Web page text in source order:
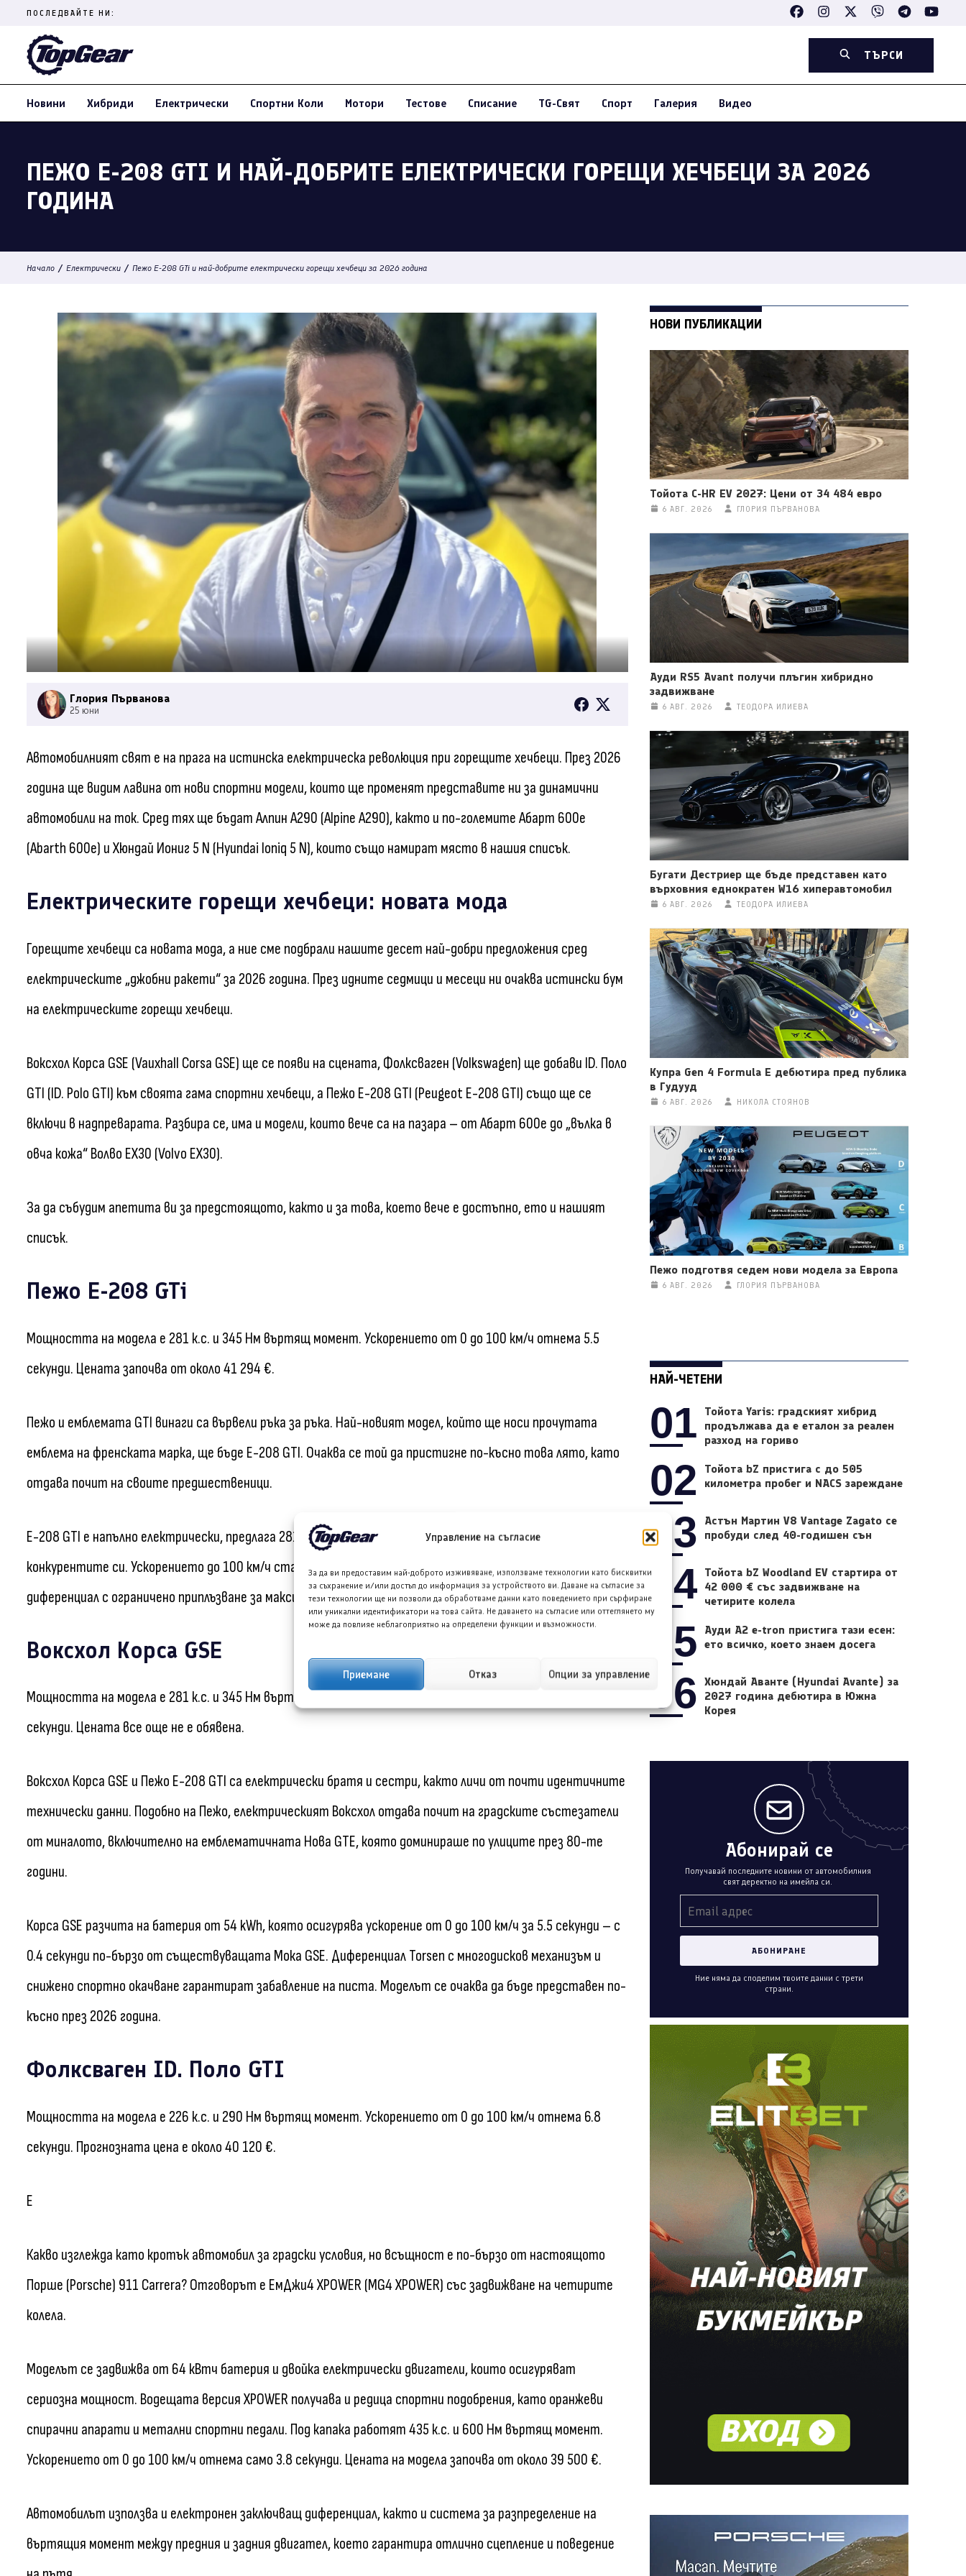
Управление на съгласие
За да ви предоставим най-доброто изживяване, използваме технологии като бисквитки
за съхранение и/или достъп до информация за устройството ви. Даване на съгласие за
тези технологии ще ни позволи да обработваме данни като поведението при сърфиране
или уникални идентификатори на това сайта. Не даването на съгласие или оттеглянето му
може да повлияе неблагоприятно на определени функции и възможности.
Приемане Отказ Опции за управление
content
(Press
ПОСЛЕДВАЙТЕ НИ:
ТЪРСИ
Новини Хибриди Електрически Спортни Коли Мотори Тестове Списание TG-Свят Спорт Галерия Видео
ПЕЖО Е-208 GTI И НАЙ-ДОБРИТЕ ЕЛЕКТРИЧЕСКИ ГОРЕЩИ ХЕЧБЕЦИ ЗА 2026
ГОДИНА
Начало / Електрически / Пежо Е-208 GTi и най-добрите електрически горещи хечбеци за 2026 година
Глория Първанова
25 юни
Автомобилният свят е на прага на истинска електрическа революция при горещите хечбеци. През 2026
година ще видим лавина от нови спортни модели, които ще променят представите ни за динамични
автомобили на ток. Сред тях ще бъдат Алпин A290 (Alpine A290), както и по-големите Абарт 600е
(Abarth 600e) и Хюндай Иониг 5 N (Hyundai Ioniq 5 N), които също намират място в нашия списък.
Електрическите горещи хечбеци: новата мода
Горещите хечбеци са новата мода, а ние сме подбрали нашите десет най-добри предложения сред
електрическите „джобни ракети“ за 2026 година. През идните седмици и месеци ни очаква истински бум
на електрическите горещи хечбеци.
Воксхол Корса GSE (Vauxhall Corsa GSE) ще се появи на сцената, Фолксваген (Volkswagen) ще добави ID. Поло
GTI (ID. Polo GTI) към своята гама спортни хечбеци, а Пежо Е-208 GTI (Peugeot E-208 GTI) също ще се
включи в надпреварата. Разбира се, има и модели, които вече са на пазара – от Абарт 600е до „вълка в
овча кожа“ Волво EX30 (Volvo EX30).
За да събудим апетита ви за предстоящото, както и за това, което вече е достъпно, ето и нашият
списък.
Пежо Е-208 GTi
Мощността на модела е 281 к.с. и 345 Нм въртящ момент. Ускорението от 0 до 100 км/ч отнема 5.5
секунди. Цената започва от около 41 294 €.
Пежо и емблемата GTI винаги са вървели ръка за ръка. Най-новият модел, който ще носи прочутата
емблема на френската марка, ще бъде Е-208 GTI. Очаква се той да пристигне по-късно това лято, като
отдава почит на своите предшественици.
Е-208 GTI е напълно електрически, предлага 281 к.с. и 345 Нм въртящ момент, изпреварвайки някои от
конкурентите си. Ускорението до 100 км/ч става за 5.5 секунди. Пежо е добавило и механичен
диференциал с ограничено приплъзване за максимално удоволствие от шофирането.
Воксхол Корса GSE
Мощността на модела е 281 к.с. и 345 Нм въртящ момент. Ускорението от 0 до 100 км/ч отнема 5.5
секунди. Цената все още не е обявена.
Воксхол Корса GSE и Пежо Е-208 GTI са електрически братя и сестри, както личи от почти идентичните
технически данни. Подобно на Пежо, електрическият Воксхол отдава почит на градските състезатели
от миналото, включително на емблематичната Нова GTE, която доминираше по улиците през 80-те
години.
Корса GSE разчита на батерия от 54 kWh, която осигурява ускорение от 0 до 100 км/ч за 5.5 секунди – с
0.4 секунди по-бързо от съществуващата Мока GSE. Диференциал Torsen с многодисков механизъм и
снижено спортно окачване гарантират забавление на писта. Моделът се очаква да бъде представен по-
късно през 2026 година.
Фолксваген ID. Поло GTI
Мощността на модела е 226 к.с. и 290 Нм въртящ момент. Ускорението от 0 до 100 км/ч отнема 6.8
секунди. Прогнозната цена е около 40 120 €.
Е
Какво изглежда като кротък автомобил за градски условия, но всъщност е по-бързо от настоящото
Порше (Porsche) 911 Carrera? Отговорът е ЕмДжи4 XPOWER (MG4 XPOWER) със задвижване на четирите
колела.
Моделът се задвижва от 64 кВтч батерия и двойка електрически двигатели, които осигуряват
сериозна мощност. Водещата версия XPOWER получава и редица спортни подобрения, като оранжеви
спирачни апарати и метални спортни педали. Под капака работят 435 к.с. и 600 Нм въртящ момент.
Ускорението от 0 до 100 км/ч отнема само 3.8 секунди. Цената на модела започва от около 39 500 €.
Автомобилът използва и електронен заключващ диференциал, както и система за разпределение на
въртящия момент между предния и задния двигател, което гарантира отлично сцепление и поведение
НОВИ ПУБЛИКАЦИИ
Тойота C-HR EV 2027: Цени от 34 484 евро
6 АВГ. 2026 ГЛОРИЯ ПЪРВАНОВА
Ауди RS5 Avant получи плъгин хибридно
задвижване
6 АВГ. 2026 ТЕОДОРА ИЛИЕВА
Бугати Дестриер ще бъде представен като
върховния еднократен W16 хиперавтомобил
6 АВГ. 2026 ТЕОДОРА ИЛИЕВА
Купра Gen 4 Formula E дебютира пред публика
в Гудууд
6 АВГ. 2026 НИКОЛА СТОЯНОВ
Пежо подготвя седем нови модела за Европа
6 АВГ. 2026 ГЛОРИЯ ПЪРВАНОВА
НАЙ-ЧЕТЕНИ
01
Тойота Yaris: градският хибрид
продължава да е еталон за реален
разход на гориво
02
Тойота bZ пристига с до 505
километра пробег и NACS зареждане
03
Астън Мартин V8 Vantage Zagato се
пробуди след 40-годишен сън
04 Тойота bZ Woodland EV стартира от
42 000 € със задвижване на
четирите колела
05
Ауди A2 e-tron пристига тази есен:
ето всичко, което знаем досега
06 Хюндай Аванте (Hyundai Avante) за
2027 година дебютира в Южна
Корея
Абонирай се
Получавай последните новини от автомобилния
свят деректно на имейла си.
Ние няма да споделим твоите данни с трети
страни.